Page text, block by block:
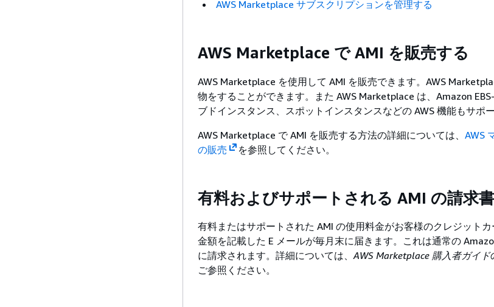
AWS Marketplace サブスクリプションを管理する
AWS Marketplace で AMI を販売する
AWS Marketplace を使用して AMI を販売できます。AWS
物をすることができます。また AWS Marketplace は、Amazon
ブドインスタンス、スポットインスタンスなどの AWS 機能もサポ
AWS Marketplace で AMI を販売する方法の詳細については、 AWS
の販売
を参照してください。
有料およびサポートされる AMI の請求書
有料またはサポートされた AMI の使用料金がお客様のクレジット
金額を記載した E メールが毎月末に届きます。これは通常の
に請求されます。詳細については、AWS Marketplace 購入者ガイド
ご参照ください。